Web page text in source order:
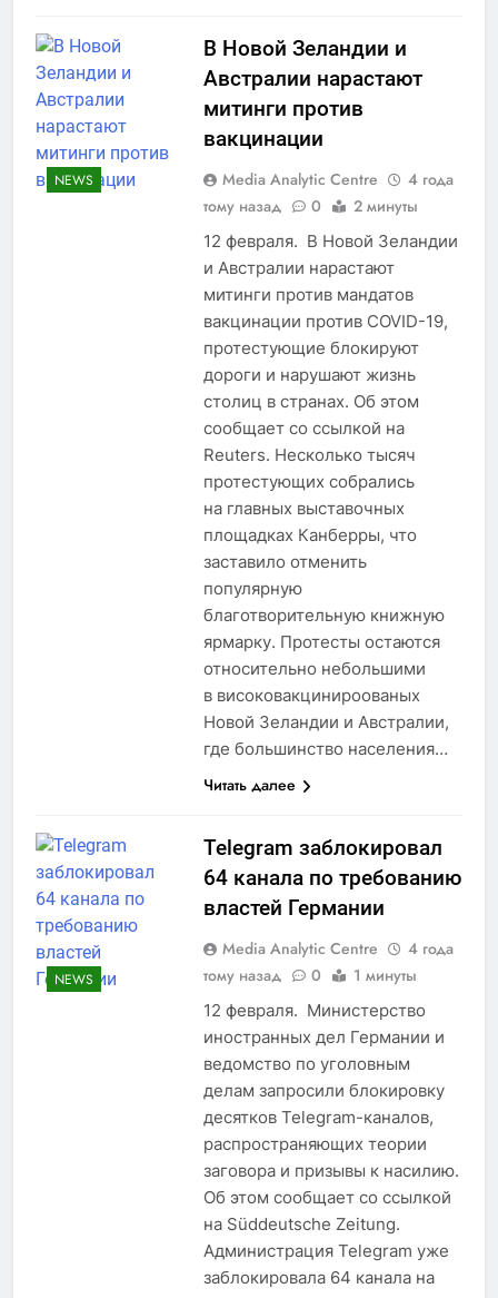
NEWS
В Новой Зеландии и
Австралии нарастают
митинги против
вакцинации
Media Analytic Centre
4 года
тому назад
0 2 минуты
12 февраля. В Новой Зеландии
и Австралии нарастают
митинги против мандатов
вакцинации против COVID-19,
протестующие блокируют
дороги и нарушают жизнь
столиц в странах. Об этом
сообщает со ссылкой на
Reuters. Несколько тысяч
протестующих собрались
на главных выставочных
площадках Канберры, что
заставило отменить
популярную
благотворительную книжную
ярмарку. Протесты остаются
относительно небольшими
в високовакцинироованых
Новой Зеландии и Австралии,
где большинство населения…
Читать далее
NEWS
Telegram заблокировал
64 канала по требованию
властей Германии
Media Analytic Centre
4 года
тому назад
0 1 минуты
12 февраля. Министерство
иностранных дел Германии и
ведомство по уголовным
делам запросили блокировку
десятков Telegram-каналов,
распространяющих теории
заговора и призывы к насилию.
Об этом сообщает со ссылкой
на Süddeutsche Zeitung.
Администрация Telegram уже
заблокировала 64 канала на